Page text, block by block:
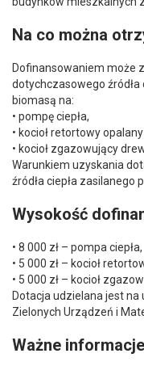
Na co można
Dofinansowaniem może
dotychczasowego źródła
biomasą na:
• pompę ciepła,
• kocioł retortowy
• kocioł zgazowujący
Warunkiem uzyskania
źródła ciepła zasilanego
Wysokość
• 8 000 zł – pompa ciepła,
• 5 000 zł – kocioł
• 5 000 zł – kocioł
Dotacja udzielana jest na
Zielonych Urządzeń i
Ważne informacje